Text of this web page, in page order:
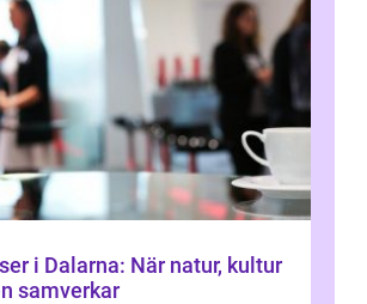
i Dalarna: När natur, kultur
samverkar